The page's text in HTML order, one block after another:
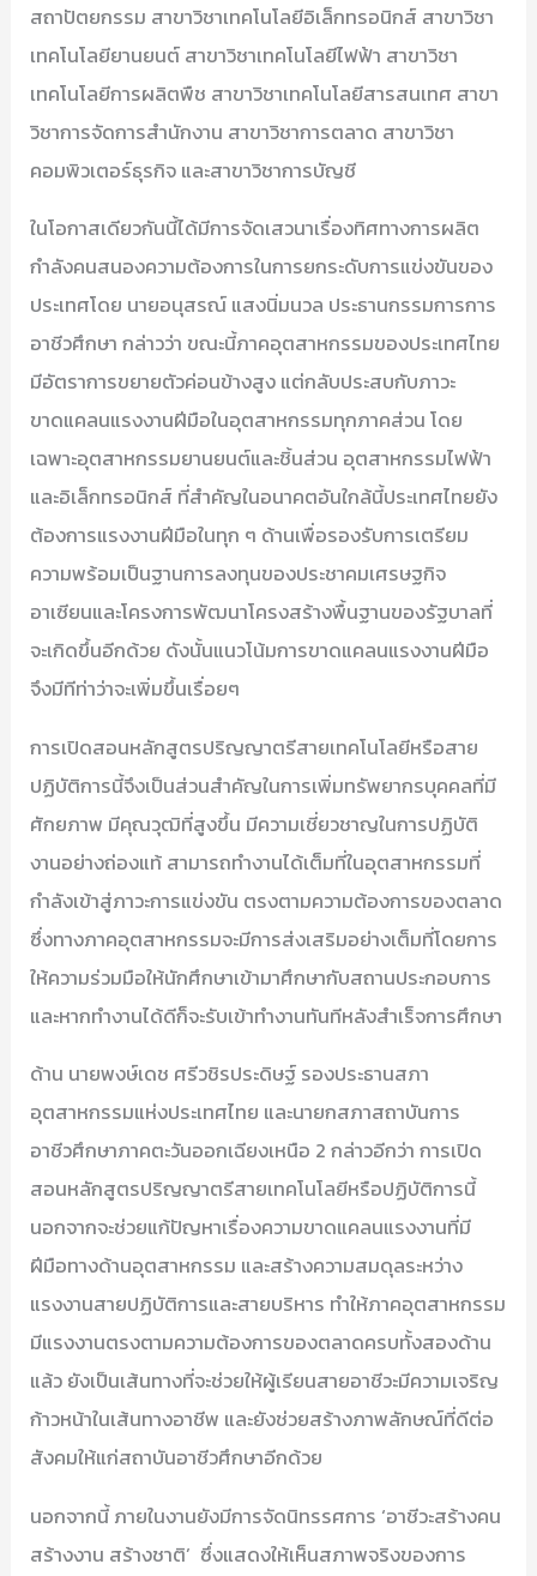
สถาปัตยกรรม สาขาวิชาเทคโนโลยีอิเล็กทรอนิกส์ สาขาวิชา
เทคโนโลยียานยนต์ สาขาวิชาเทคโนโลยีไฟฟ้า สาขาวิชา
เทคโนโลยีการผลิตพืช สาขาวิชาเทคโนโลยีสารสนเทศ สาขา
วิชาการจัดการสำนักงาน สาขาวิชาการตลาด สาขาวิชา
คอมพิวเตอร์ธุรกิจ และสาขาวิชาการบัญชี
ในโอกาสเดียวกันนี้ได้มีการจัดเสวนาเรื่องทิศทางการผลิต
กำลังคนสนองความต้องการในการยกระดับการแข่งขันของ
ประเทศโดย นายอนุสรณ์ แสงนิ่มนวล ประธานกรรมการการ
อาชีวศึกษา กล่าวว่า ขณะนี้ภาคอุตสาหกรรมของประเทศไทย
มีอัตราการขยายตัวค่อนข้างสูง แต่กลับประสบกับภาวะ
ขาดแคลนแรงงานฝีมือในอุตสาหกรรมทุกภาคส่วน โดย
เฉพาะอุตสาหกรรมยานยนต์และชิ้นส่วน อุตสาหกรรมไฟฟ้า
และอิเล็กทรอนิกส์ ที่สำคัญในอนาคตอันใกล้นี้ประเทศไทยยัง
ต้องการแรงงานฝีมือในทุก ๆ ด้านเพื่อรองรับการเตรียม
ความพร้อมเป็นฐานการลงทุนของประชาคมเศรษฐกิจ
อาเซียนและโครงการพัฒนาโครงสร้างพื้นฐานของรัฐบาลที่
จะเกิดขึ้นอีกด้วย ดังนั้นแนวโน้มการขาดแคลนแรงงานฝีมือ
จึงมีทีท่าว่าจะเพิ่มขึ้นเรื่อยๆ
การเปิดสอนหลักสูตรปริญญาตรีสายเทคโนโลยีหรือสาย
ปฏิบัติการนี้จึงเป็นส่วนสำคัญในการเพิ่มทรัพยากรบุคคลที่มี
ศักยภาพ มีคุณวุฒิที่สูงขึ้น มีความเชี่ยวชาญในการปฏิบัติ
งานอย่างถ่องแท้ สามารถทำงานได้เต็มที่ในอุตสาหกรรมที่
กำลังเข้าสู่ภาวะการแข่งขัน ตรงตามความต้องการของตลาด
ซึ่งทางภาคอุตสาหกรรมจะมีการส่งเสริมอย่างเต็มที่โดยการ
ให้ความร่วมมือให้นักศึกษาเข้ามาศึกษากับสถานประกอบการ
และหากทำงานได้ดีก็จะรับเข้าทำงานทันทีหลังสำเร็จการศึกษา
ด้าน นายพงษ์เดช ศรีวชิรประดิษฐ์ รองประธานสภา
อุตสาหกรรมแห่งประเทศไทย และนายกสภาสถาบันการ
อาชีวศึกษาภาคตะวันออกเฉียงเหนือ 2 กล่าวอีกว่า การเปิด
สอนหลักสูตรปริญญาตรีสายเทคโนโลยีหรือปฏิบัติการนี้
นอกจากจะช่วยแก้ปัญหาเรื่องความขาดแคลนแรงงานที่มี
ฝีมือทางด้านอุตสาหกรรม และสร้างความสมดุลระหว่าง
แรงงานสายปฏิบัติการและสายบริหาร ทำให้ภาคอุตสาหกรรม
มีแรงงานตรงตามความต้องการของตลาดครบทั้งสองด้าน
แล้ว ยังเป็นเส้นทางที่จะช่วยให้ผู้เรียนสายอาชีวะมีความเจริญ
ก้าวหน้าในเส้นทางอาชีพ และยังช่วยสร้างภาพลักษณ์ที่ดีต่อ
สังคมให้แก่สถาบันอาชีวศึกษาอีกด้วย
นอกจากนี้ ภายในงานยังมีการจัดนิทรรศการ ‘อาชีวะสร้างคน
สร้างงาน สร้างชาติ’ ซึ่งแสดงให้เห็นสภาพจริงของการ